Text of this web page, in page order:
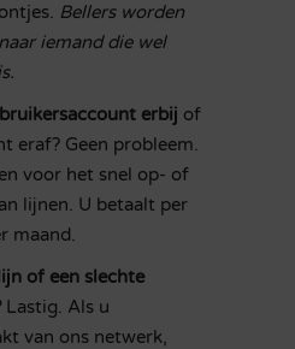
Bellers worden
iemand die wel
erbij of
eraf? Geen probleem.
voor het snel op- of
lijnen. U betaalt per
maand.
of een slechte
Lastig. Als u
van ons netwerk,